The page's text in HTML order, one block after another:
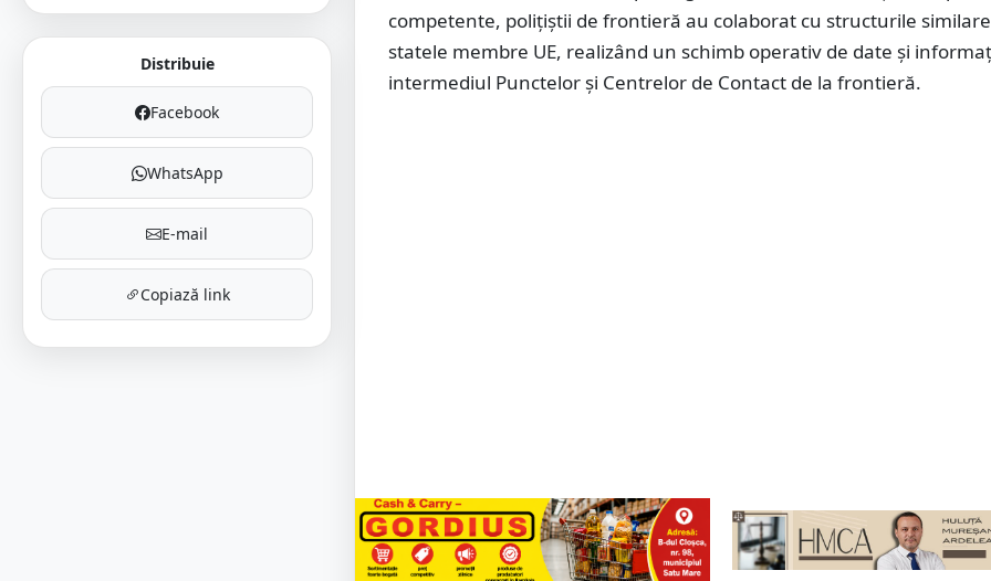
Distribuie
Facebook
WhatsApp
E-mail
Copiază link
competente, poliţiştii de frontieră au colaborat cu structurile
statele membre UE, realizând un schimb operativ de date şi
intermediul Punctelor şi Centrelor de Contact de la frontieră.